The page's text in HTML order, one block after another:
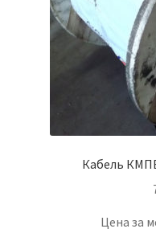
Кабель
Цена за